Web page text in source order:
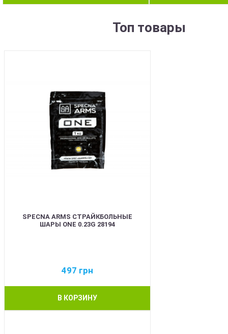
Топ товары
SPECNA ARMS СТРАЙКБОЛЬНЫЕ
ШАРЫ ONE 0.23G 28194
497 грн
В КОРЗИНУ